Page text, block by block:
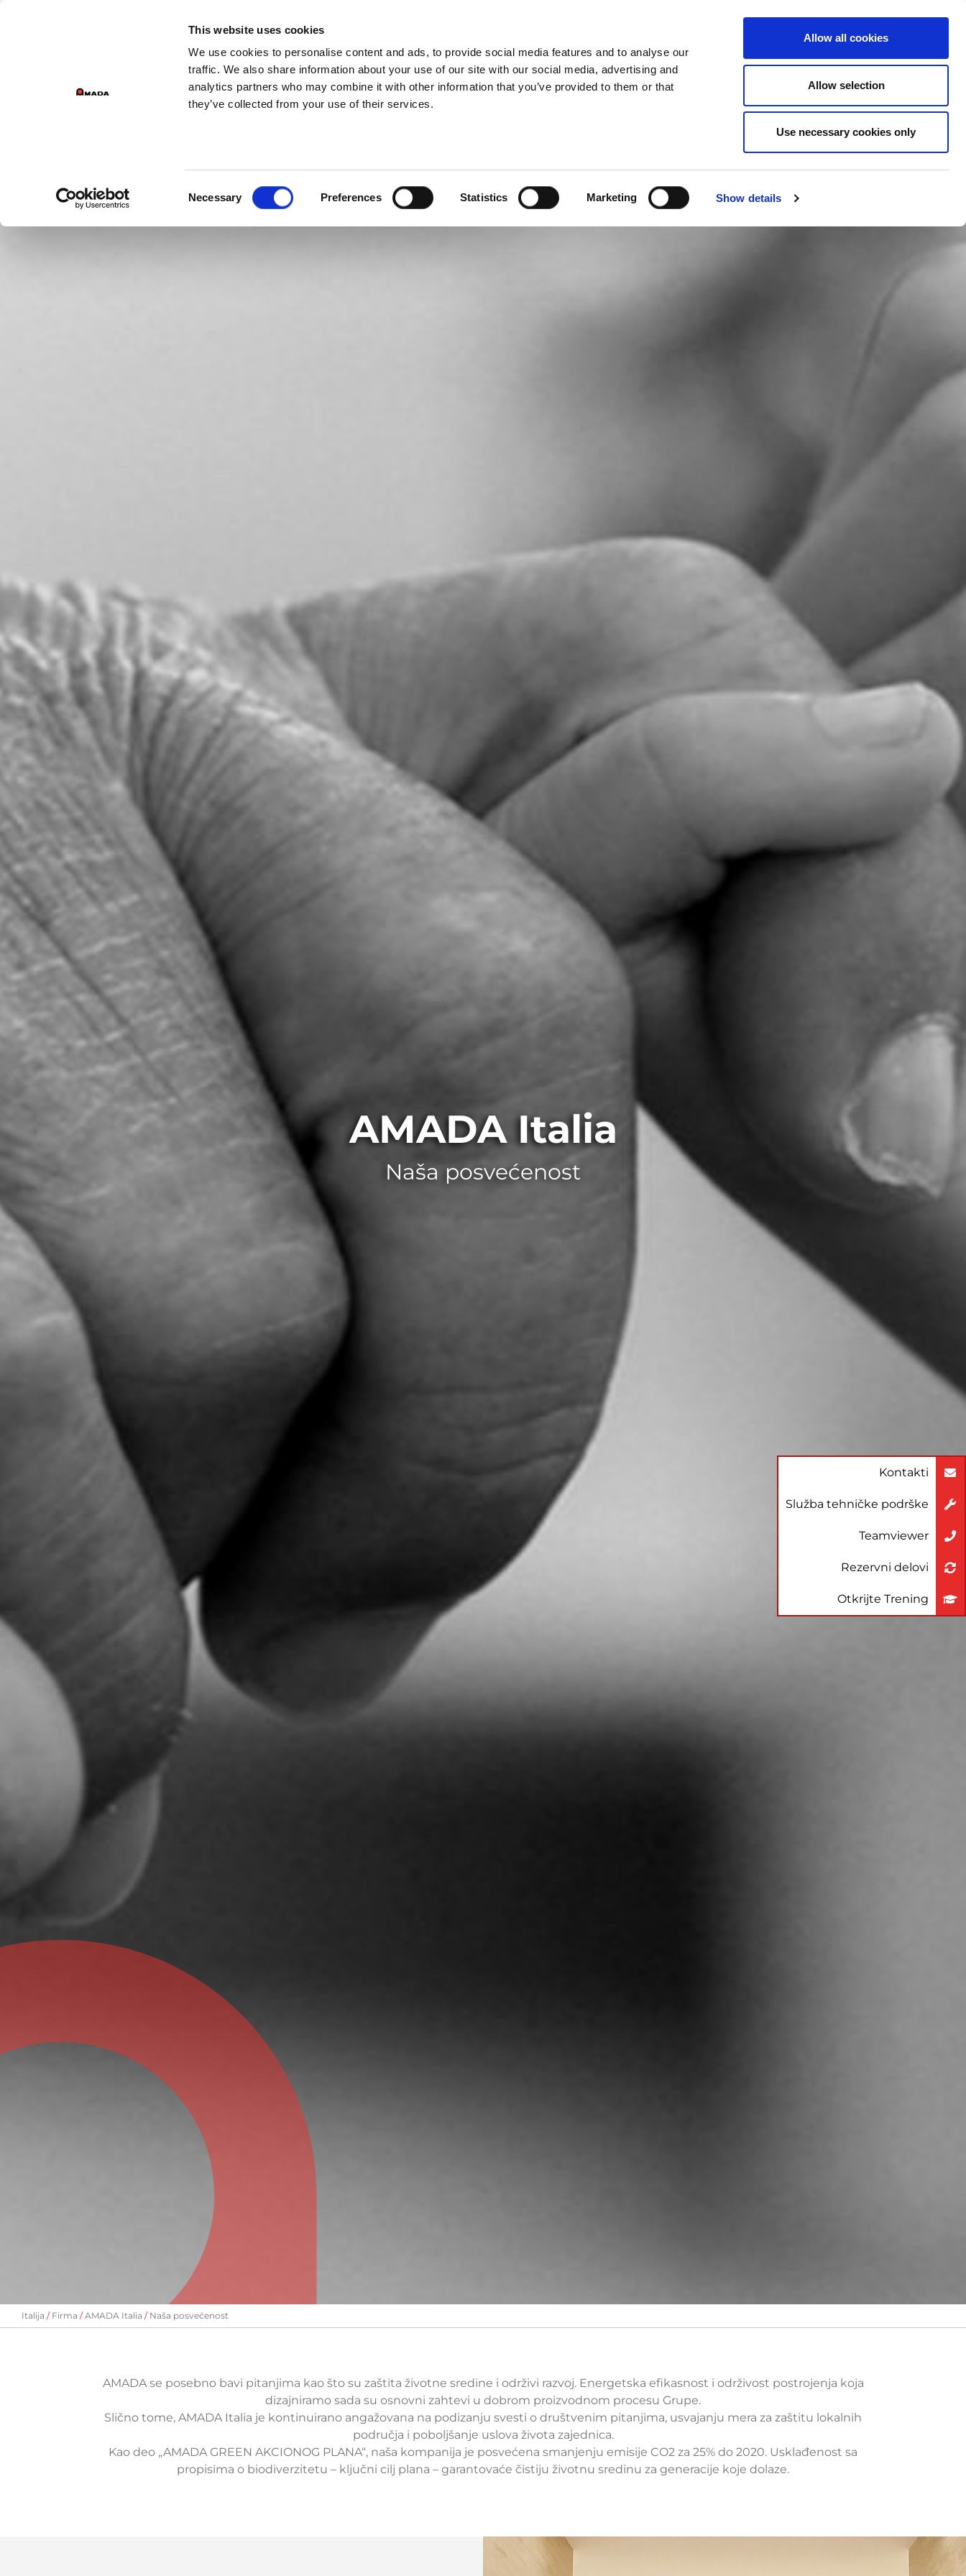
This website uses cookies
We use cookies to personalise content and ads, to provide social media features and to analyse our
traffic. We also share information about your use of our site with our social media, advertising and
analytics partners who may combine it with other information that you’ve provided to them or that
they’ve collected from your use of their services.
Necessary Preferences Statistics Marketing Show details
Allow all cookies
Allow selection
Use necessary cookies only
Main Navigation
PROIZVODI USLUGE FIRMA SUCCESS CASES
AMADA Italia
Naša posvećenost
Italija Firma AMADA Italia Naša posvećenost
AMADA se posebno bavi pitanjima kao što su zaštita životne sredine i održivi razvoj. Energetska efikasnost i održivost postrojenja koja
dizajniramo sada su osnovni zahtevi u dobrom proizvodnom procesu Grupe.
Slično tome, AMADA Italia je kontinuirano angažovana na podizanju svesti o društvenim pitanjima, usvajanju mera za zaštitu lokalnih
područja i poboljšanje uslova života zajednica.
Kao deo „AMADA GREEN AKCIONOG PLANA“, naša kompanija je posvećena smanjenju emisije CO2 za 25% do 2020. Usklađenost sa
propisima o biodiverzitetu – ključni cilj plana – garantovaće čistiju životnu sredinu za generacije koje dolaze.
Kontakti
Služba tehničke podrške
Teamviewer
Rezervni delovi
Otkrijte Trening